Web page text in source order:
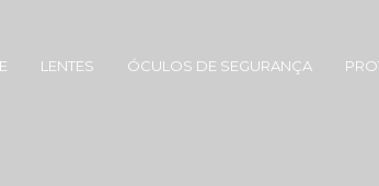
LENTES ÓCULOS DE SEGURANÇA